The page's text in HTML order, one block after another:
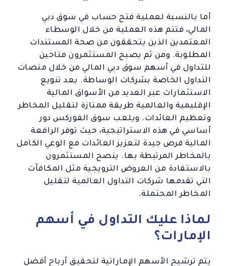
أما بالنسبة لعملية فتح حساب في سوق دبي
المالي، فتتم هذه العملية من خلال الوسطاء
المعتمدين الذين يتحققون من صحة المستندات
المطلوبة. ومن ثم يصبح المستثمرون متاحين
للتداول في أسهم سوق دبي المالي من خلال منصات
التداول الخاصة بشركات الوساطة. يعد تنويع
الاستثمارات عبر العديد من الأسواق المالية
الإقليمية والعالمية طريقة ممتازة لتقليل المخاطر
وتعظيم العائدات. ويلعب سوق الفوركس دور
أساسي في هذه الاستراتيجية، حيث توفر الرافعة
المالية فرص جيدة لتعزيز العائدات مع الوعي الكامل
بالمخاطر المرتبطة بها. ينصح المستثمرون
بالاستفادة من العروض الترويجية مثل المكافآت
التي تقدمها شركات التداول العالمية لتقليل
المخاطر المحتملة.
لماذا عليك التداول في أسهم
الإمارات؟
يتم ترشيح الأسهم الإماراتية لتحقيق أرباح أفضل